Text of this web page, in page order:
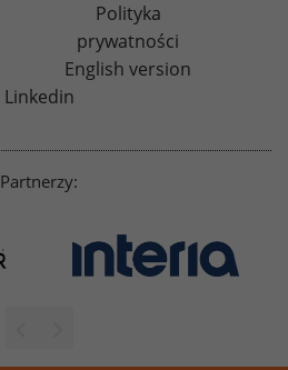
Polityka
prywatności
English version
Linkedin
Partnerzy: